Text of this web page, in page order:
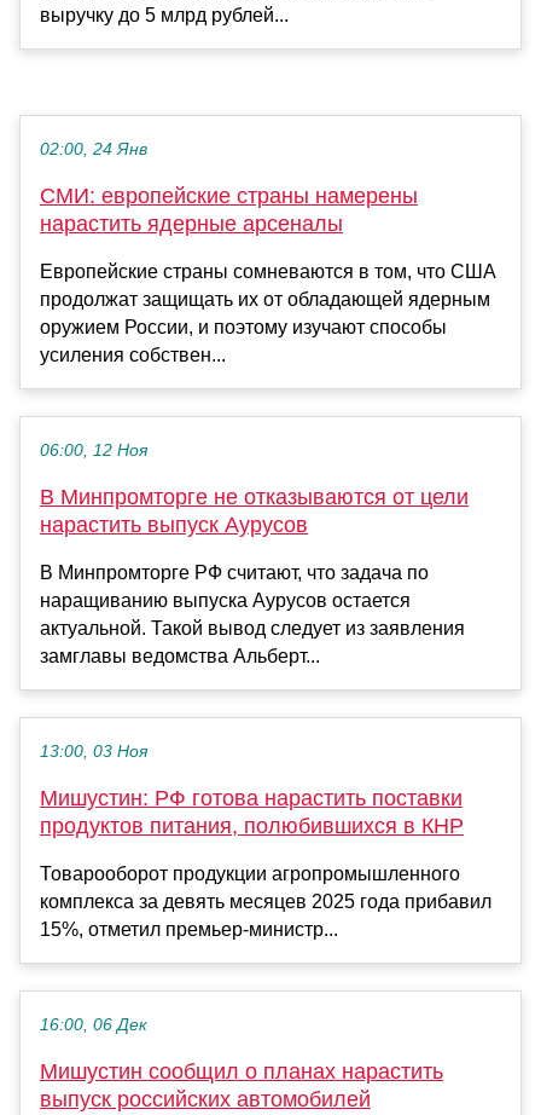
выручку до 5 млрд рублей...
02:00, 24 Янв
СМИ: европейские страны намерены
нарастить ядерные арсеналы
Европейские страны сомневаются в том, что США
продолжат защищать их от обладающей ядерным
оружием России, и поэтому изучают способы
усиления собствен...
06:00, 12 Ноя
В Минпромторге не отказываются от цели
нарастить выпуск Аурусов
В Минпромторге РФ считают, что задача по
наращиванию выпуска Аурусов остается
актуальной. Такой вывод следует из заявления
замглавы ведомства Альберт...
13:00, 03 Ноя
Мишустин: РФ готова нарастить поставки
продуктов питания, полюбившихся в КНР
Товарооборот продукции агропромышленного
комплекса за девять месяцев 2025 года прибавил
15%, отметил премьер-министр...
16:00, 06 Дек
Мишустин сообщил о планах нарастить
выпуск российских автомобилей